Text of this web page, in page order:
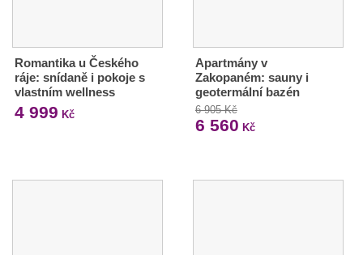
Romantika u Českého
ráje: snídaně i pokoje s
vlastním wellness
4 999 Kč
Apartmány v
Zakopaném: sauny i
geotermální bazén
6 905 Kč
6 560 Kč